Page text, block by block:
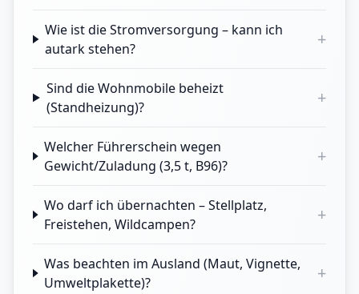
Wie ist die Stromversorgung – kann ich
autark stehen?
+
Sind die Wohnmobile beheizt
(Standheizung)?
+
Welcher Führerschein wegen
Gewicht/Zuladung (3,5 t, B96)?
+
Wo darf ich übernachten – Stellplatz,
Freistehen, Wildcampen?
+
Was beachten im Ausland (Maut, Vignette,
Umweltplakette)?
+